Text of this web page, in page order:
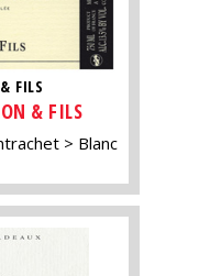
FILS
& FILS
Blanc